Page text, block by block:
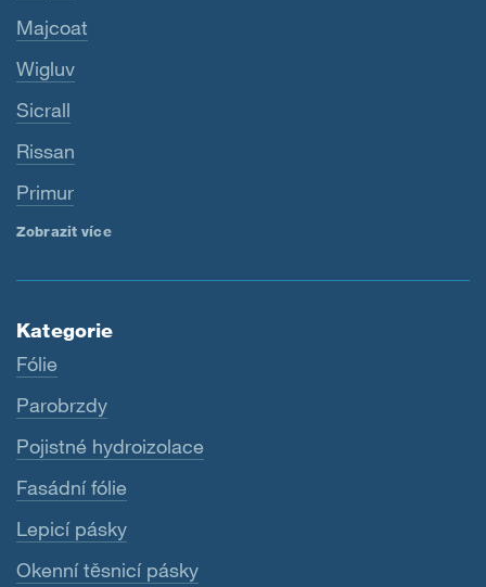
Majcoat
Wigluv
Sicrall
Rissan
Primur
Zobrazit více
Kategorie
Fólie
Parobrzdy
Pojistné hydroizolace
Fasádní fólie
Lepicí pásky
Okenní těsnicí pásky